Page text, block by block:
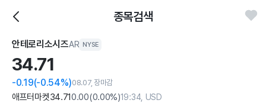
종목검색
안테로리소시즈AR NYSE
34.71
-0.19(-0.54%)08.07, 장마감
애프터마켓34.710.00(0.00%)19:34, USD